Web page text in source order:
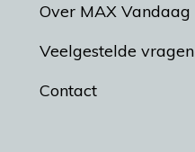
Over MAX Vandaag
Veelgestelde vragen
Contact